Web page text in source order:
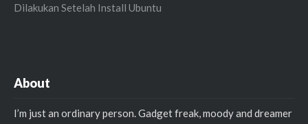
Dilakukan Setelah Install Ubuntu
About
I’m just an ordinary person. Gadget freak, moody and dreamer